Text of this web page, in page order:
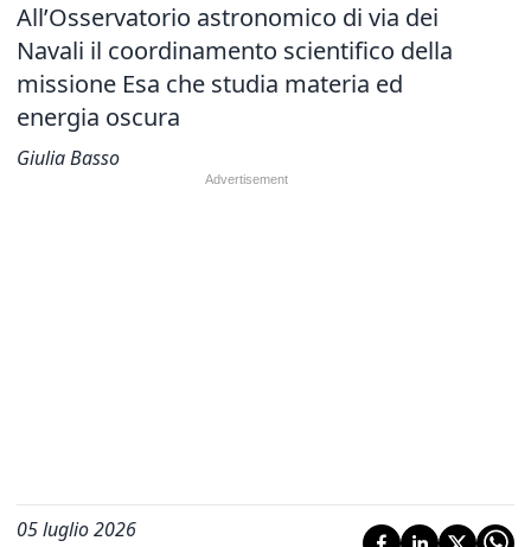
All’Osservatorio astronomico di via dei
Navali il coordinamento scientifico della
missione Esa che studia materia ed
energia oscura
Giulia Basso
05 luglio 2026